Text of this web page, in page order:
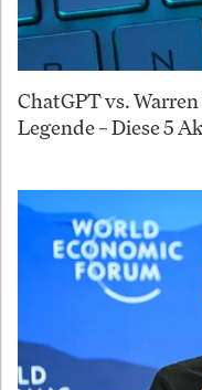
ChatGPT vs.
Legende – Diese 5